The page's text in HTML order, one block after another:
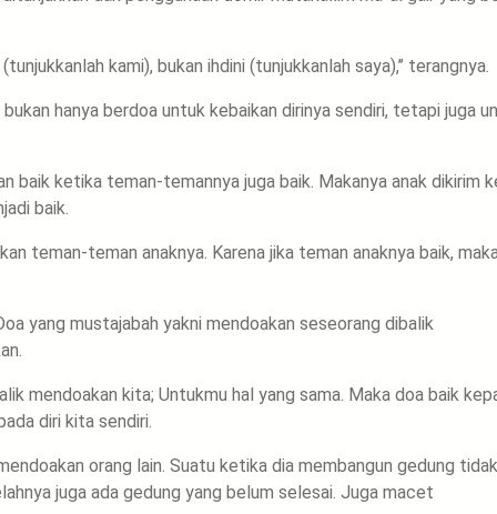
kami), bukan ihdini (tunjukkanlah saya),’’ terangnya.
hanya berdoa untuk kebaikan dirinya sendiri, tetapi juga
baik ketika teman-temannya juga baik. Makanya anak dikirim
baik.
teman-teman anaknya. Karena jika teman anaknya baik,
yang mustajabah yakni mendoakan seseorang dibalik
mendoakan kita; Untukmu hal yang sama. Maka doa baik
diri kita sendiri.
orang lain. Suatu ketika dia membangun gedung tidak
juga ada gedung yang belum selesai. Juga macet